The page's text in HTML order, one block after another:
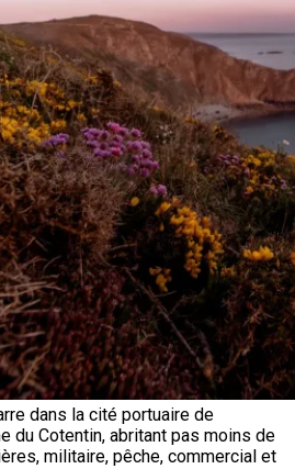
dans la cité portuaire de
du Cotentin, abritant pas moins de
militaire, pêche, commercial et